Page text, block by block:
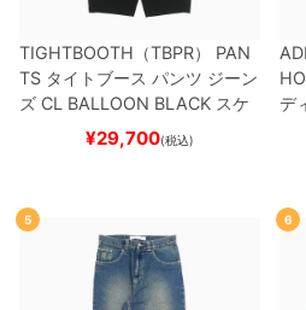
TIGHTBOOTH（TBPR） PAN
TS タイトブース パンツ ジーン
ズ CL BALLOON BLACK スケ
ートボード スケボー
¥29,700(税込)
デ
ー
5 6